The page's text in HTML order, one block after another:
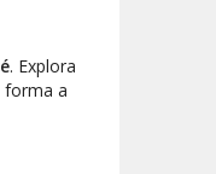
. Explora
forma a